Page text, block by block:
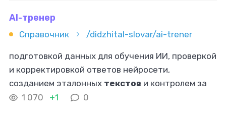
AI-тренер
Справочник /didzhital-slovar/ai-trener
подготовкой данных для обучения ИИ, проверкой
и корректировкой ответов нейросети,
созданием эталонных текстов и контролем за
результатами обученной модели. Важная часть
1 070 +1 0